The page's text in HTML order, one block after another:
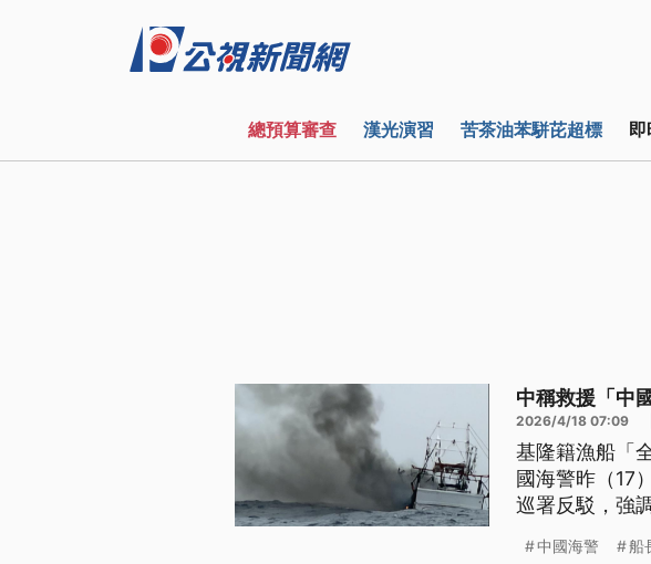
總預算審查 漢光演習 苦茶油苯駢芘超標 即
中稱救援「中
2026/4/18 07:09
基隆籍漁船「
國海警昨（17
巡署反駁，強
中國海警 船